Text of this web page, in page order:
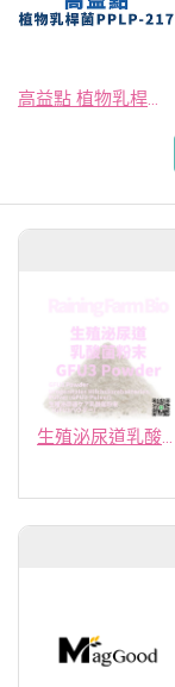
高益點 植物乳桿菌PPLP-217
生殖泌尿道乳酸菌粉末